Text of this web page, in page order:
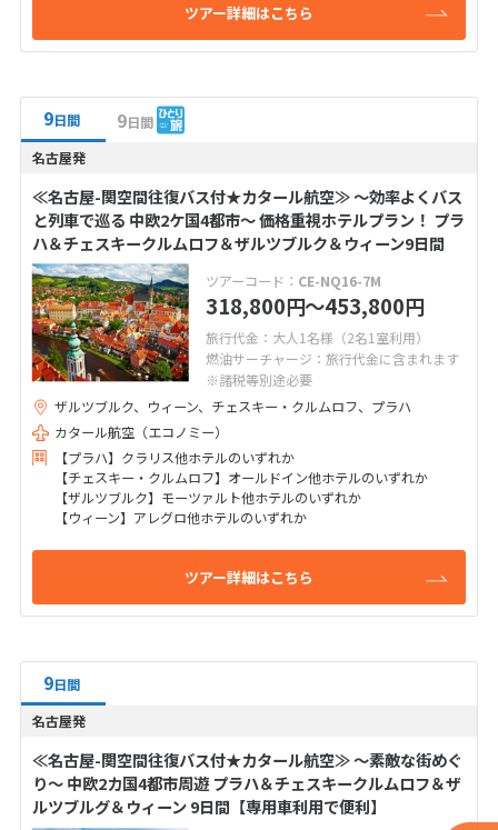
ツアー詳細はこちら
9日間 9日間
名古屋発
≪名古屋-関空間往復バス付★カタール航空≫ ～効率よくバス
と列車で巡る 中欧2ケ国4都市～ 価格重視ホテルプラン！ プラ
ハ＆チェスキークルムロフ＆ザルツブルク＆ウィーン9日間
ツアーコード： CE-NQ16-7M
318,800円〜453,800円
旅行代金：大人1名様（2名1室利用）
燃油サーチャージ：旅行代金に含まれます
※諸税等別途必要
ザルツブルク、ウィーン、チェスキー・クルムロフ、プラハ
カタール航空（エコノミー）
【プラハ】クラリス他ホテルのいずれか
【チェスキー・クルムロフ】オールドイン他ホテルのいずれか
【ザルツブルク】モーツァルト他ホテルのいずれか
【ウィーン】アレグロ他ホテルのいずれか
ツアー詳細はこちら
9日間
名古屋発
≪名古屋-関空間往復バス付★カタール航空≫ ～素敵な街めぐ
り～ 中欧2カ国4都市周遊 プラハ＆チェスキークルムロフ＆ザ
ルツブルグ＆ウィーン 9日間【専用車利用で便利】